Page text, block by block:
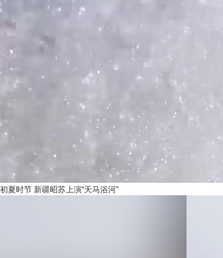
初夏时节 新疆昭苏上演“天马浴河”